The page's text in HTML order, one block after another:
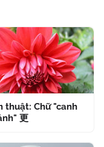
thuật: Chữ "canh
更